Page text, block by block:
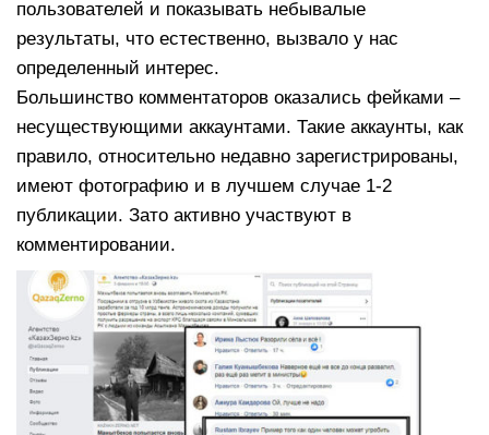
пользователей и показывать небывалые
результаты, что естественно, вызвало у нас
определенный интерес.
Большинство комментаторов оказались фейками –
несуществующими аккаунтами. Такие аккаунты, как
правило, относительно недавно зарегистрированы,
имеют фотографию и в лучшем случае 1-2
публикации. Зато активно участвуют в
комментировании.